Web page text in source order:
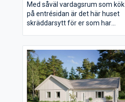
Med såväl vardagsrum som kök
på entrésidan är det här huset
skräddarsytt för er som har
riktningen. Även den
väderskyddade och ombonade
uteplatsen under tak ligger mot
entrésidan och också
föräldrasovrummet har ett
fönster åt det hållet. I övrigt har